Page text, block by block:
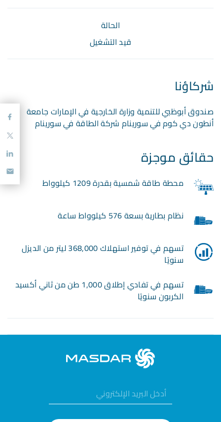
الحالة
قيد التشغيل
شركاؤنا
صندوق أبوظبي للتنمية وزارة الخارجية في الإمارات جامعة
أنطون دي كوم في سورينام شركة الطاقة في سورينام
حقائق موجزة
محطة طاقة شمسية بقدرة 1209 كيلوواط
نظام بطارية بسعة 576 كيلوواط ساعة
تسهم في توفير استهلاك 368,000 ليتر من الديزل
سنويًا
تسهم في تفادي إطلاق 1,000 طن من ثاني أكسيد
الكربون سنويًا